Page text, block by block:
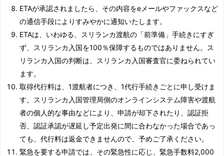
ETAが承認されましたら、その内容をeメールやファックスなど
の通信手段によりすみやかに通知いたします。
ETAは、いわゆる、スリランカ渡航の「前準備」手続きにすぎ
ず、スリランカ入国を100％保障するものではありません。ス
リランカ入国の判断は、スリランカ入国審査官に委ねられてい
ます。
取得代行料は、1渡航者につき、1代行手続きごとに申し受けま
す。スリランカ入国管理局側のオンラインシステム障害や渡航
者の個人的な事由などにより、申請が却下されたり、認証拒
否、認証承認が遅延し予定出発に間に合わなかった場合であっ
ても、代行料は返金できませんので、予めご了承ください。
緊急を要する申請では、その緊急性に応じ、緊急手数料2,000